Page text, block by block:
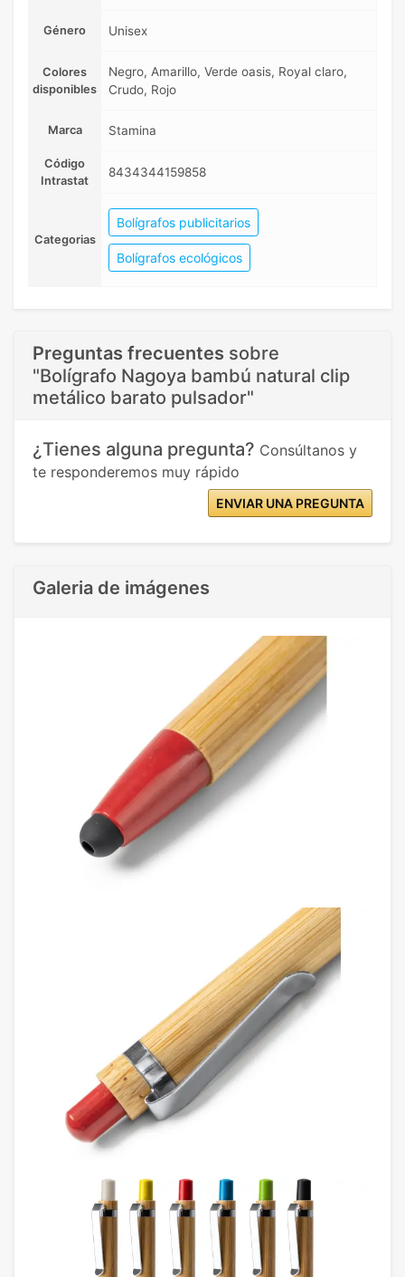
Género Unisex
Colores
disponibles
Negro, Amarillo, Verde oasis, Royal claro,
Crudo, Rojo
Marca Stamina
Código
Intrastat
8434344159858
Categorias
Bolígrafos publicitarios
Bolígrafos ecológicos
Preguntas frecuentes sobre
"Bolígrafo Nagoya bambú natural clip
metálico barato pulsador"
¿Tienes alguna pregunta? Consúltanos y
te responderemos muy rápido
ENVIAR UNA PREGUNTA
Galeria de imágenes